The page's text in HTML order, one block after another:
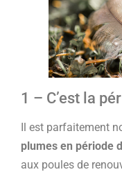
1 – C’est la
Il est parfaitement
plumes en période
aux poules de